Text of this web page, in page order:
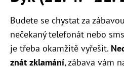
Budete se chystat za
nečekaný telefonát nebo
je třeba okamžitě vyřešit.
znát zklamání, zábava vám